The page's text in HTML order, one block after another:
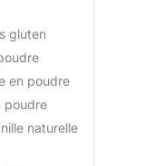
gluten
en poudre
poudre
naturelle